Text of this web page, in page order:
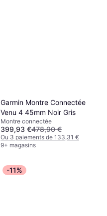
Garmin Montre Connectée
Venu 4 45mm Noir Gris
Montre connectée
399,93 €478,90 €
Ou 3 paiements de 133,31 €
9+ magasins
-11%